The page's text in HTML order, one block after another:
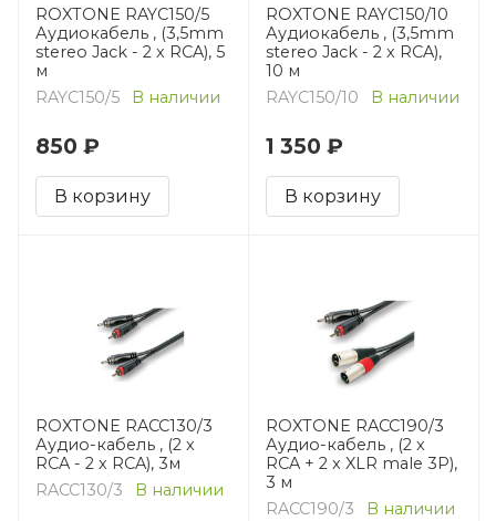
ROXTONE RAYC150/5
Аудиокабель , (3,5mm
stereo Jack - 2 x RCA), 5
м
RAYC150/5
В наличии
850 ₽
В корзину
ROXTONE RAYC150/10
Аудиокабель , (3,5mm
stereo Jack - 2 x RCA),
10 м
RAYC150/10
В наличии
1 350 ₽
В корзину
ROXTONE RACC130/3
Аудио-кабель , (2 x
RCA - 2 x RCA), 3м
RACC130/3
В наличии
ROXTONE RACC190/3
Аудио-кабель , (2 x
RCA + 2 x XLR male 3P),
3 м
RACC190/3
В наличии